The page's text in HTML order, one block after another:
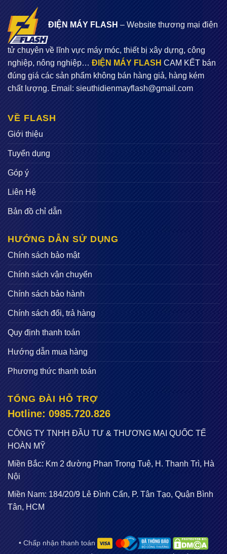
ĐIỆN MÁY FLASH – Website thương mại điện
tử chuyên về lĩnh vực máy móc, thiết bị xây dựng, công
nghiệp, nông nghiệp… ĐIỆN MÁY FLASH CAM KẾT bán
đúng giá các sản phẩm không bán hàng giả, hàng kém
chất lượng. Email: sieuthidienmayflash@gmail.com
VỀ FLASH
Giới thiệu
Tuyển dụng
Góp ý
Liên Hệ
Bản đồ chỉ dẫn
HƯỚNG DẪN SỬ DỤNG
Chính sách bảo mật
Chính sách vận chuyển
Chính sách bảo hành
Chính sách đổi, trả hàng
Quy định thanh toán
Hướng dẫn mua hàng
Phương thức thanh toán
TỔNG ĐÀI HỖ TRỢ
Hotline: 0985.720.826
CÔNG TY TNHH ĐẦU TƯ & THƯƠNG MẠI QUỐC TẾ
HOÀN MỸ
Miền Bắc: Km 2 đường Phan Trọng Tuệ, H. Thanh Trì, Hà
Nội
Miền Nam: 184/20/9 Lê Đình Cẩn, P. Tân Tạo, Quận Bình
Tân, HCM
• Chấp nhận thanh toán